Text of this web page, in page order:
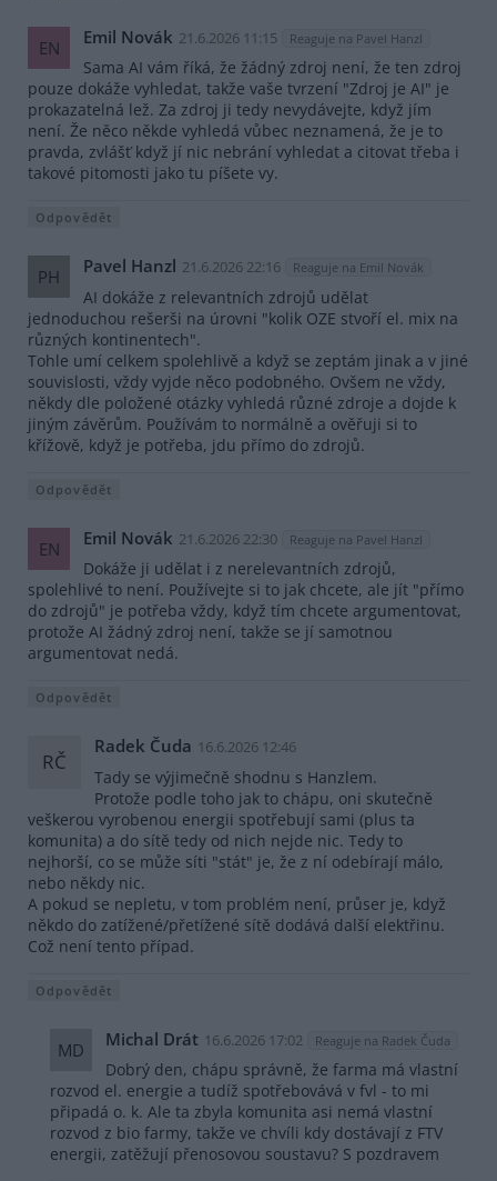
EN Emil Novák 21.6.2026 11:15 Reaguje na Pavel Hanzl
Sama AI vám říká, že žádný zdroj není, že ten zdroj
pouze dokáže vyhledat, takže vaše tvrzení "Zdroj je AI" je
prokazatelná lež. Za zdroj ji tedy nevydávejte, když jím
není. Že něco někde vyhledá vůbec neznamená, že je to
pravda, zvlášť když jí nic nebrání vyhledat a citovat třeba i
takové pitomosti jako tu píšete vy.
Odpovědět
PH Pavel Hanzl 21.6.2026 22:16 Reaguje na Emil Novák
AI dokáže z relevantních zdrojů udělat
jednoduchou rešerši na úrovni "kolik OZE stvoří el. mix na
různých kontinentech".
Tohle umí celkem spolehlivě a když se zeptám jinak a v jiné
souvislosti, vždy vyjde něco podobného. Ovšem ne vždy,
někdy dle položené otázky vyhledá různé zdroje a dojde k
jiným závěrům. Používám to normálně a ověřuji si to
křížově, když je potřeba, jdu přímo do zdrojů.
Odpovědět
EN Emil Novák 21.6.2026 22:30 Reaguje na Pavel Hanzl
Dokáže ji udělat i z nerelevantních zdrojů,
spolehlivé to není. Používejte si to jak chcete, ale jít "přímo
do zdrojů" je potřeba vždy, když tím chcete argumentovat,
protože AI žádný zdroj není, takže se jí samotnou
argumentovat nedá.
Odpovědět
RČ
Radek Čuda 16.6.2026 12:46
Tady se výjimečně shodnu s Hanzlem.
Protože podle toho jak to chápu, oni skutečně
veškerou vyrobenou energii spotřebují sami (plus ta
komunita) a do sítě tedy od nich nejde nic. Tedy to
nejhorší, co se může síti "stát" je, že z ní odebírají málo,
nebo někdy nic.
A pokud se nepletu, v tom problém není, průser je, když
někdo do zatížené/přetížené sítě dodává další elektřinu.
Což není tento případ.
Odpovědět
MD Michal Drát 16.6.2026 17:02 Reaguje na Radek Čuda
Dobrý den, chápu správně, že farma má vlastní
rozvod el. energie a tudíž spotřebovává v fvl - to mi
připadá o. k. Ale ta zbyla komunita asi nemá vlastní
rozvod z bio farmy, takže ve chvíli kdy dostávají z FTV
energii, zatěžují přenosovou soustavu? S pozdravem